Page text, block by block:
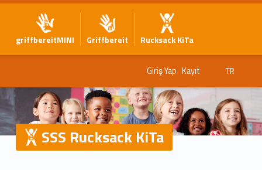
griffbereitMINI Griffbereit Rucksack KiTa
Giriş Yap Kayıt TR
SSS Rucksack KiTa